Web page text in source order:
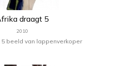
draagt 5
2010
beeld van lappenverkoper